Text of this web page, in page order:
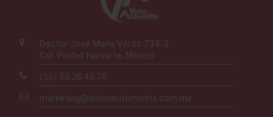
Doctor José María Vértiz 734-3
Col. Piedad Narvarte, México
(55) 55.38.40.70
marketing@visionautomotriz.com.mx